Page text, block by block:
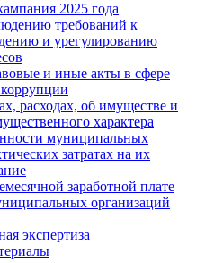
2025 года
требований к
и урегулированию
и иные акты в сфере
расходах, об имуществе и
характера
муниципальных
затратах на их
заработной плате
организаций
экспертиза